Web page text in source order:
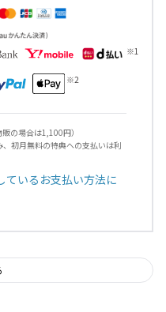
の場合は1,100円）
初月無料の特典への支払いは利
ているお支払い方法に